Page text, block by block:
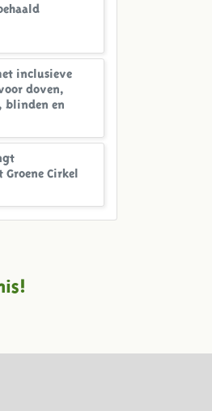
inclusieve
doven,
blinden en
Groene Cirkel